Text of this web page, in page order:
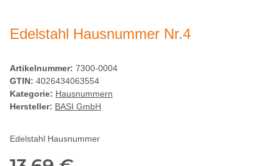
Edelstahl Hausnummer Nr.4
Artikelnummer: 7300-0004
GTIN: 4026434063554
Kategorie: Hausnummern
Hersteller: BASI GmbH
Edelstahl Hausnummer